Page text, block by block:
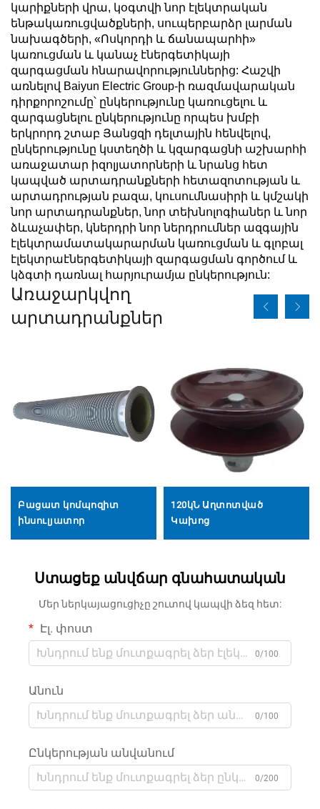
կարիքների վրա, կօգտվի նոր էլեկտրական
ենթակառուցվածքների, սուպերբարձր լարման
նախագծերի, «Ոսկորդի և ճանապարհի»
կառուցման և կանաչ էներգետիկայի
զարգացման հնարավորություններից: Հաշվի
առնելով Baiyun Electric Group-ի ռազմավարական
դիրքորոշումը՝ ընկերությունը կառուցելու և
զարգացնելու ընկերությունը որպես խմբի
երկրորդ շտաբ Յանցզի դելտային հենվելով,
ընկերությունը կստեղծի և կզարգացնի աշխարհի
առաջատար իզոլյատորների և նրանց հետ
կապված արտադրանքների հետազոտության և
արտադրության բազա, կուսումնասիրի և կմշակի
նոր արտադրանքներ, նոր տեխնոլոգիաներ և նոր
ձևաչափեր, կներդրի նոր ներդրումներ ազգային
էլեկտրամատակարարման կառուցման և գլոբալ
էլեկտրաէներգետիկայի զարգացման գործում և
կձգտի դառնալ հարյուրամյա ընկերություն:
Առաջարկվող
արտադրանքներ
Բացատ կոմպոզիտ
ինսուլյատոր
120կՆ Աղտոտված
Կախոց
Ստացեք անվճար գնահատական
Մեր ներկայացուցիչը շուտով կապվի ձեզ հետ:
Էլ. փոստ
0/100
Անուն
0/100
Ընկերության անվանում
0/200